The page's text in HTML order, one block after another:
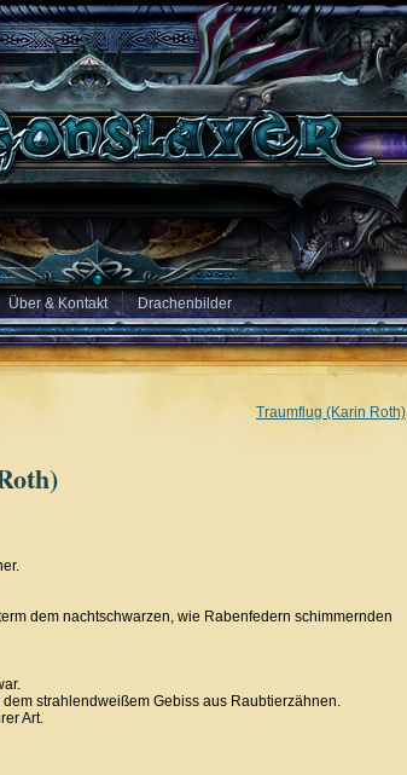
Über & Kontakt Drachenbilder
Traumflug (Karin Roth)
dem nachtschwarzen, wie Rabenfedern schimmernden
strahlendweißem Gebiss aus Raubtierzähnen.
Art.